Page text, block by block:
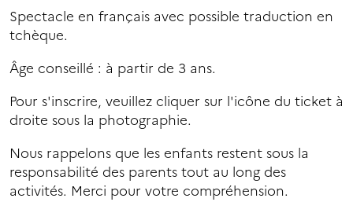
Spectacle en français avec possible traduction en
tchèque.
Âge conseillé : à partir de 3 ans.
Pour s'inscrire, veuillez cliquer sur l'icône du ticket à
droite sous la photographie.
Nous rappelons que les enfants restent sous la
responsabilité des parents tout au long des
activités. Merci pour votre compréhension.